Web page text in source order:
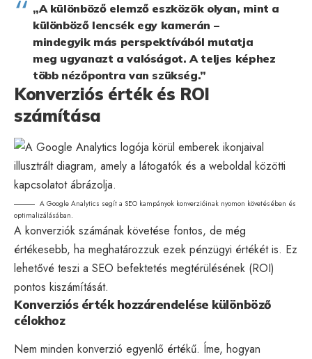
„A különböző elemző eszközök olyan, mint a
különböző lencsék egy kamerán –
mindegyik más perspektívából mutatja
meg ugyanazt a valóságot. A teljes képhez
több nézőpontra van szükség.”
Konverziós érték és ROI
számítása
A Google Analytics segít a SEO kampányok konverzióinak nyomon követésében és
optimalizálásában.
A konverziók számának követése fontos, de még
értékesebb, ha meghatározzuk ezek pénzügyi értékét is. Ez
lehetővé teszi a SEO befektetés megtérülésének (ROI)
pontos kiszámítását.
Konverziós érték hozzárendelése különböző
célokhoz
Nem minden konverzió egyenlő értékű. Íme, hogyan